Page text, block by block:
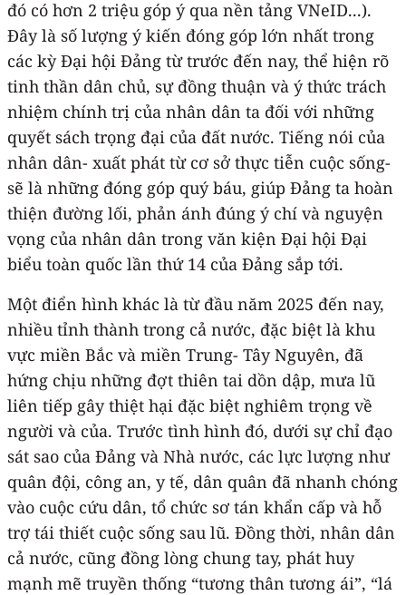
đó có hơn 2 triệu góp ý qua nền tảng VNeID...).
Đây là số lượng ý kiến đóng góp lớn nhất trong
các kỳ Đại hội Đảng từ trước đến nay, thể hiện rõ
tinh thần dân chủ, sự đồng thuận và ý thức trách
nhiệm chính trị của nhân dân ta đối với những
quyết sách trọng đại của đất nước. Tiếng nói của
nhân dân- xuất phát từ cơ sở thực tiễn cuộc sống-
sẽ là những đóng góp quý báu, giúp Đảng ta hoàn
thiện đường lối, phản ánh đúng ý chí và nguyện
vọng của nhân dân trong văn kiện Đại hội Đại
biểu toàn quốc lần thứ 14 của Đảng sắp tới.
Một điển hình khác là từ đầu năm 2025 đến nay,
nhiều tỉnh thành trong cả nước, đặc biệt là khu
vực miền Bắc và miền Trung- Tây Nguyên, đã
hứng chịu những đợt thiên tai dồn dập, mưa lũ
liên tiếp gây thiệt hại đặc biệt nghiêm trọng về
người và của. Trước tình hình đó, dưới sự chỉ đạo
sát sao của Đảng và Nhà nước, các lực lượng như
quân đội, công an, y tế, dân quân đã nhanh chóng
vào cuộc cứu dân, tổ chức sơ tán khẩn cấp và hỗ
trợ tái thiết cuộc sống sau lũ. Đồng thời, nhân dân
cả nước, cũng đồng lòng chung tay, phát huy
mạnh mẽ truyền thống “tương thân tương ái”, “lá